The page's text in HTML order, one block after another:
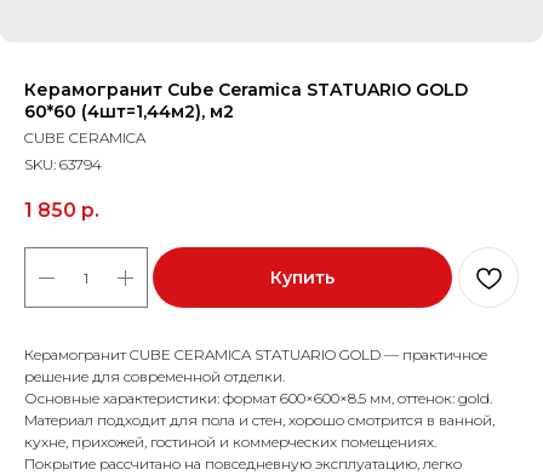
Керамогранит Cube Ceramica STATUARIO GOLD
60*60 (4шт=1,44м2), м2
CUBE CERAMICA
SKU: 63794
1 850 р.
Купить
Керамогранит CUBE CERAMICA STATUARIO GOLD — практичное
решение для современной отделки.
Основные характеристики: формат 600×600×8.5 мм, оттенок: gold.
Материал подходит для пола и стен, хорошо смотрится в ванной,
кухне, прихожей, гостиной и коммерческих помещениях.
Покрытие рассчитано на повседневную эксплуатацию, легко